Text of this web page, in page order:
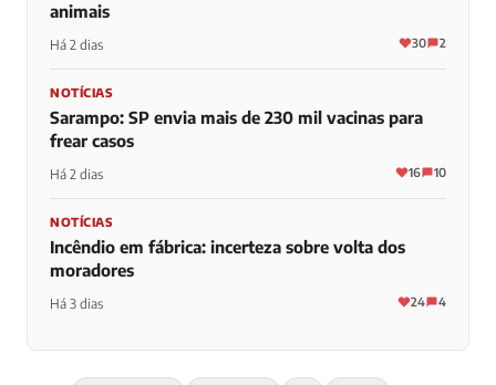
animais
Há 2 dias 30 2
NOTÍCIAS
Sarampo: SP envia mais de 230 mil vacinas para
frear casos
Há 2 dias 16 10
NOTÍCIAS
Incêndio em fábrica: incerteza sobre volta dos
moradores
Há 3 dias 24 4